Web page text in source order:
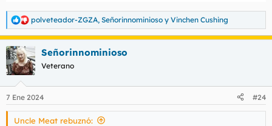
R
e
a
c
c
i
e
s
polveteador-ZGZA, Señorinnominioso y Vinchen Cushing
Señorinnominioso
Veterano
7 Ene 2024 #24
Uncle Meat rebuznó: